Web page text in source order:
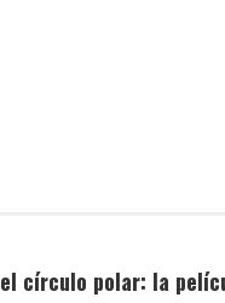
círculo polar: la